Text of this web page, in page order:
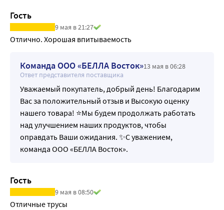
Гость
9 мая в 21:27
Отлично. Хорошая впитываемость
Команда ООО «БЕЛЛА Восток»13 мая в 06:28
Ответ представителя поставщика
Уважаемый покупатель, добрый день! Благодарим
Вас за положительный отзыв и Высокую оценку
нашего товара! ⭐Мы будем продолжать работать
над улучшением наших продуктов, чтобы
оправдать Ваши ожидания. ✨С уважением,
команда ООО «БЕЛЛА Восток».
Гость
9 мая в 08:50
Отличные трусы